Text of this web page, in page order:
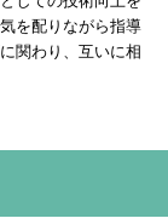
を配りながら指導
関わり、互いに相